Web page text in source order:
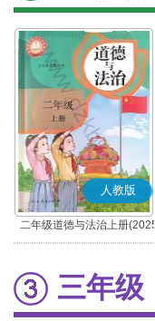
人教版
二年级道德与法治上册(2025
秋版)(部编版)
三年级